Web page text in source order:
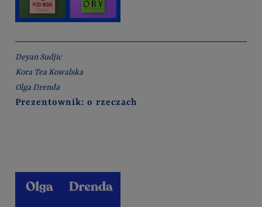
Deyan Sudjic
Kora Tea Kowalska
Olga Drenda
Prezentownik: o rzeczach